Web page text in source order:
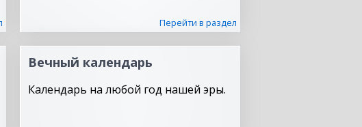
Перейти в раздел
Вечный календарь
Календарь на любой год нашей эры.